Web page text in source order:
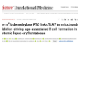
/曾琴团队揭示系统